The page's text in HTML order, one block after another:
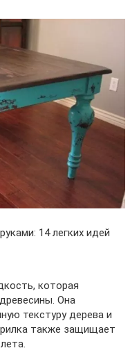
которая
Она
текстуру дерева и
также защищает